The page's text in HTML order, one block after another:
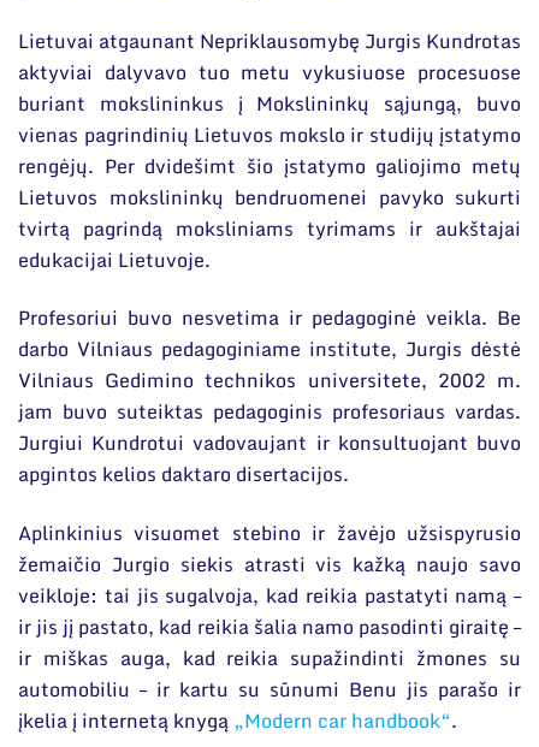
Lietuvai atgaunant Nepriklausomybę Jurgis Kundrotas
aktyviai dalyvavo tuo metu vykusiuose procesuose
buriant mokslininkus į Mokslininkų sąjungą, buvo
vienas pagrindinių Lietuvos mokslo ir studijų įstatymo
rengėjų. Per dvidešimt šio įstatymo galiojimo metų
Lietuvos mokslininkų bendruomenei pavyko sukurti
tvirtą pagrindą moksliniams tyrimams ir aukštajai
edukacijai Lietuvoje.
Profesoriui buvo nesvetima ir pedagoginė veikla. Be
darbo Vilniaus pedagoginiame institute, Jurgis dėstė
Vilniaus Gedimino technikos universitete, 2002 m.
jam buvo suteiktas pedagoginis profesoriaus vardas.
Jurgiui Kundrotui vadovaujant ir konsultuojant buvo
apgintos kelios daktaro disertacijos.
Aplinkinius visuomet stebino ir žavėjo užsispyrusio
žemaičio Jurgio siekis atrasti vis kažką naujo savo
veikloje: tai jis sugalvoja, kad reikia pastatyti namą –
ir jis jį pastato, kad reikia šalia namo pasodinti giraitę –
ir miškas auga, kad reikia supažindinti žmones su
automobiliu – ir kartu su sūnumi Benu jis parašo ir
įkelia į internetą knygą „Modern car handbook“.